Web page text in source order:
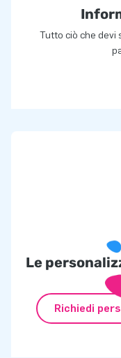
Tutto ciò che devi
Le
Richiedi